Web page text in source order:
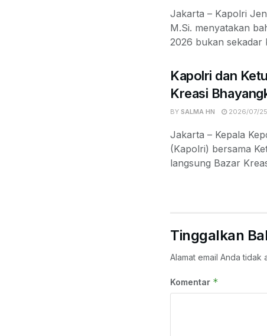
Jakarta – Kapolri
M.Si. menyatakan
2026 bukan sekadar
Kapolri dan
Kreasi
BY SALMA HN 2026/07/25
Jakarta – Kepala
(Kapolri) bersama
langsung Bazar
Tinggalkan
Alamat email Anda tidak
Komentar *